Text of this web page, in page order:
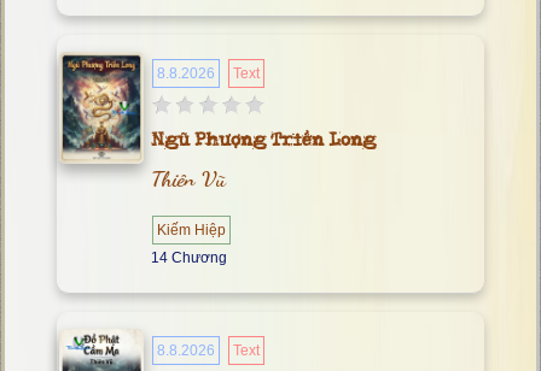
8.8.2026 Text
Ngũ Phượng Triền Long
Thiên Vũ
Kiếm Hiệp
14 Chương
8.8.2026 Text